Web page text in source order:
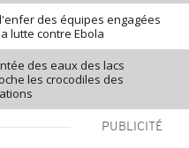
des équipes engagées
lutte contre Ebola
des eaux des lacs
les crocodiles des
PUBLICITÉ